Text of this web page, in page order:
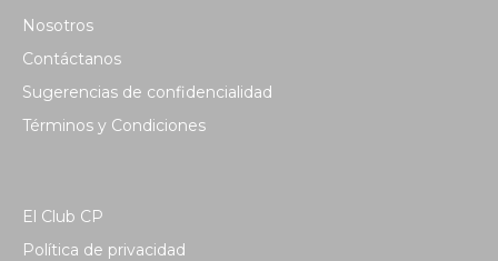
Nosotros
Contáctanos
Sugerencias de confidencialidad
Términos y Condiciones
El Club CP
Política de privacidad